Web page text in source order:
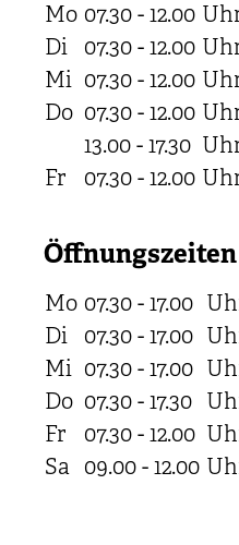
Mo 07.30 - 12.00
Di
07.30 - 12.00
Mi 07.30 - 12.00
Do 07.30 - 12.00
13.00 - 17.30
Fr
07.30 - 12.00
Mo 07.30 - 17.00
Di
07.30 - 17.00
Mi 07.30 - 17.00
Do 07.30 - 17.30
Fr
07.30 - 12.00
Sa 09.00 - 12.00